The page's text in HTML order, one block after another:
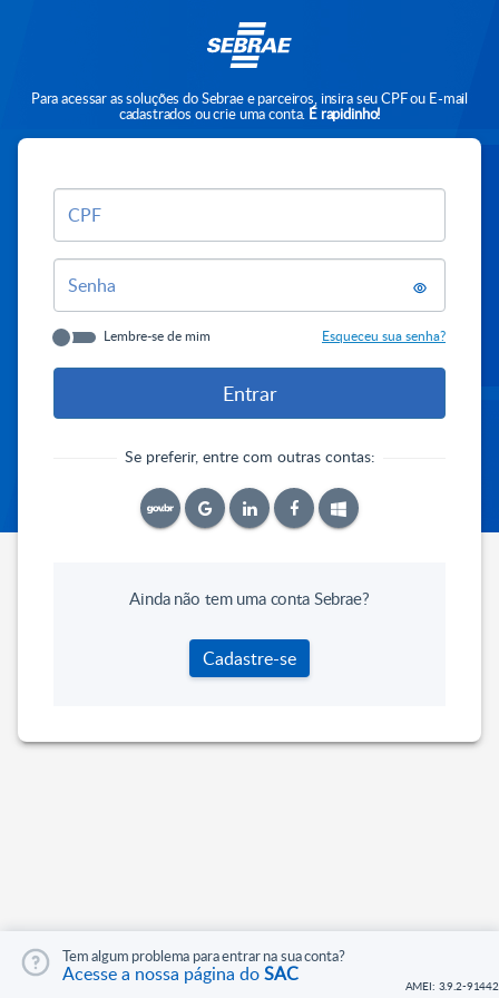
Para acessar as soluções do Sebrae e parceiros, insira seu CPF ou E-mail
cadastrados ou crie uma conta. É rapidinho!
CPF
Senha
Lembre-se de mim Esqueceu sua senha?
Se preferir, entre com outras contas:
Tem algum problema para entrar na sua conta?
Acesse a nossa página doSAC
Ainda não tem uma conta Sebrae?
Cadastre-se
AMEI: 3.9.2-91442